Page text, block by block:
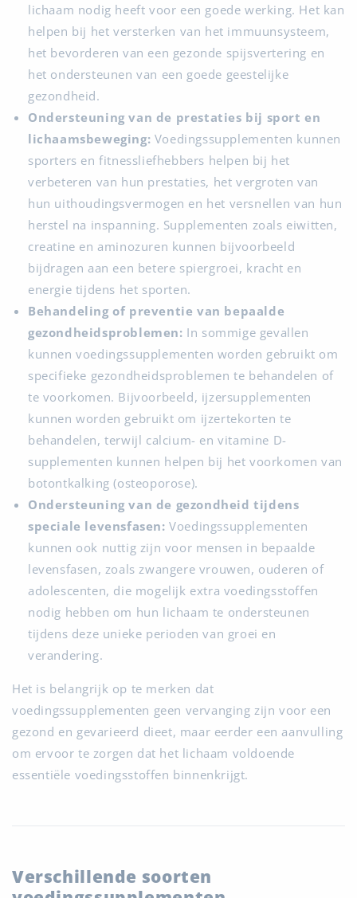
lichaam nodig heeft voor een goede werking. Het kan
helpen bij het versterken van het immuunsysteem,
het bevorderen van een gezonde spijsvertering en
het ondersteunen van een goede geestelijke
gezondheid.
Ondersteuning van de prestaties bij sport en
lichaamsbeweging: Voedingssupplementen kunnen
sporters en fitnessliefhebbers helpen bij het
verbeteren van hun prestaties, het vergroten van
hun uithoudingsvermogen en het versnellen van hun
herstel na inspanning. Supplementen zoals eiwitten,
creatine en aminozuren kunnen bijvoorbeeld
bijdragen aan een betere spiergroei, kracht en
energie tijdens het sporten.
Behandeling of preventie van bepaalde
gezondheidsproblemen: In sommige gevallen
kunnen voedingssupplementen worden gebruikt om
specifieke gezondheidsproblemen te behandelen of
te voorkomen. Bijvoorbeeld, ijzersupplementen
kunnen worden gebruikt om ijzertekorten te
behandelen, terwijl calcium- en vitamine D-
supplementen kunnen helpen bij het voorkomen van
botontkalking (osteoporose).
Ondersteuning van de gezondheid tijdens
speciale levensfasen: Voedingssupplementen
kunnen ook nuttig zijn voor mensen in bepaalde
levensfasen, zoals zwangere vrouwen, ouderen of
adolescenten, die mogelijk extra voedingsstoffen
nodig hebben om hun lichaam te ondersteunen
tijdens deze unieke perioden van groei en
verandering.
Het is belangrijk op te merken dat
voedingssupplementen geen vervanging zijn voor een
gezond en gevarieerd dieet, maar eerder een aanvulling
om ervoor te zorgen dat het lichaam voldoende
essentiële voedingsstoffen binnenkrijgt.
Verschillende soorten